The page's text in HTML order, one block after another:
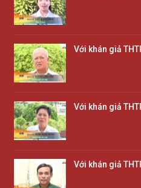
Với khán giả
Với khán giả
Với khán giả